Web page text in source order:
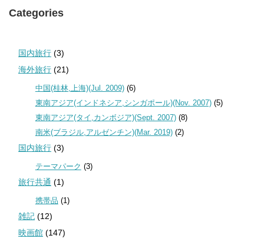
Categories
国内旅行 (3)
海外旅行 (21)
中国(桂林,上海)(Jul. 2009)(6)
東南アジア(インドネシア,シンガポール)(Nov. 2007)(5)
東南アジア(タイ,カンボジア)(Sept. 2007)(8)
南米(ブラジル,アルゼンチン)(Mar. 2019)(2)
国内旅行 (3)
テーマパーク (3)
旅行共通 (1)
携帯品 (1)
雑記 (12)
映画館 (147)